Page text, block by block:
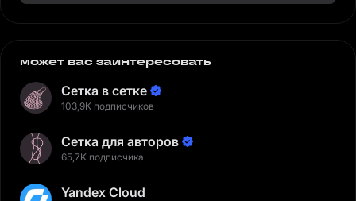
может вас заинтересовать
Сетка в сетке
103,9K подписчиков
Сетка для авторов
65,7K подписчика
Yandex Cloud